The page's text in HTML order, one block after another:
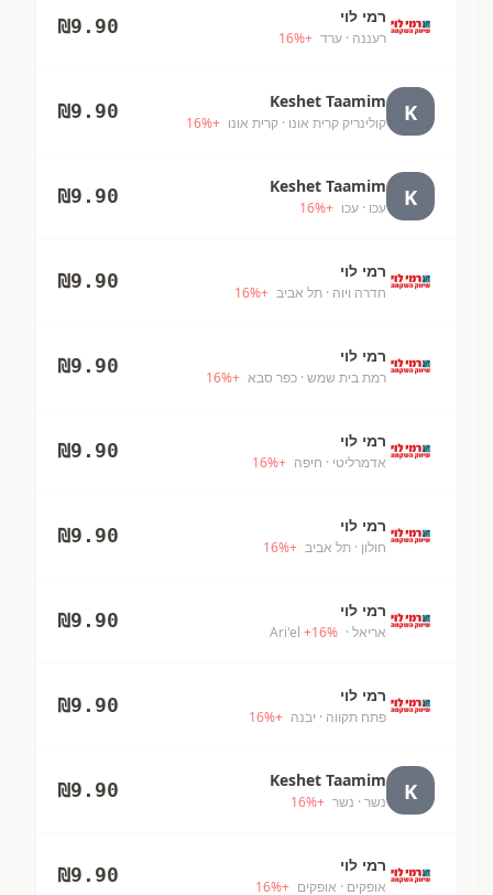
רמי לוי
רעננה · ערד +
16%
₪9.90
K
Keshet Taamim
קולינריק קרית אונו · קרית אונו +
16%
₪9.90
K
Keshet Taamim
עכו · עכו +
16%
₪9.90
רמי לוי
חדרה ויוה · תל אביב +
16%
₪9.90
רמי לוי
רמת בית שמש · כפר סבא +
16%
₪9.90
רמי לוי
אדמרליטי · חיפה +
16%
₪9.90
רמי לוי
חולון · תל אביב +
16%
₪9.90
רמי לוי
אריאל · Ari'el
+16%
₪9.90
רמי לוי
פתח תקווה · יבנה +
16%
₪9.90
K
Keshet Taamim
נשר · נשר +
16%
₪9.90
רמי לוי
אופקים · אופקים +
16%
₪9.90